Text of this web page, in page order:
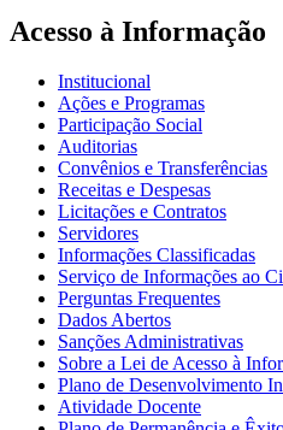
Acesso à Informação
Institucional
Ações e Programas
Participação Social
Auditorias
Convênios e Transferências
Receitas e Despesas
Licitações e Contratos
Servidores
Informações Classificadas
Serviço de Informações ao
Perguntas Frequentes
Dados Abertos
Sanções Administrativas
Sobre a Lei de Acesso à
Plano de Desenvolvimento
Atividade Docente